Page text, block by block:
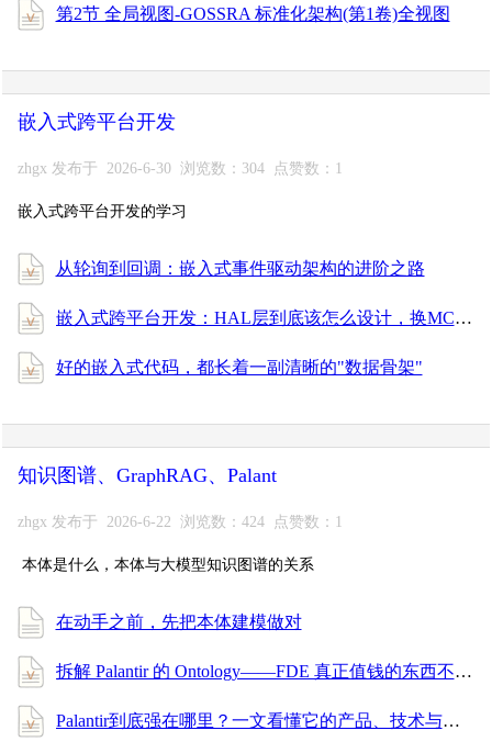
第2节 全局视图-GOSSRA 标准化架构(第1卷)全视图
嵌入式跨平台开发
zhgx 发布于 2026-6-30 浏览数：304 点赞数：1
嵌入式跨平台开发的学习
从轮询到回调：嵌入式事件驱动架构的进阶之路
嵌入式跨平台开发：HAL层到底该怎么设计，换MCU才能不重写？
好的嵌入式代码，都长着一副清晰的"数据骨架"
知识图谱、GraphRAG、Palant
zhgx 发布于 2026-6-22 浏览数：424 点赞数：1
本体是什么，本体与大模型知识图谱的关系
在动手之前，先把本体建模做对
拆解 Palantir 的 Ontology——FDE 真正值钱的东西不是写代码，是给数据穿上业务的衣服
Palantir到底强在哪里？一文看懂它的产品、技术与服务体系